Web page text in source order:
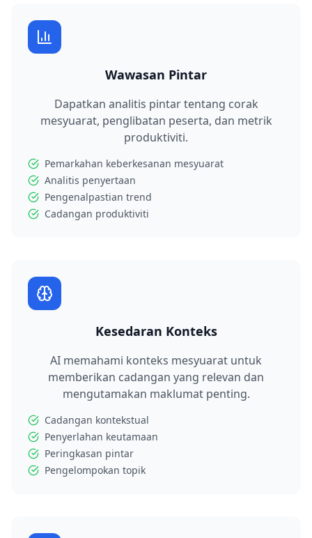
Wawasan Pintar
Dapatkan analitis pintar tentang corak
mesyuarat, penglibatan peserta, dan metrik
produktiviti.
Pemarkahan keberkesanan mesyuarat
Analitis penyertaan
Pengenalpastian trend
Cadangan produktiviti
Kesedaran Konteks
AI memahami konteks mesyuarat untuk
memberikan cadangan yang relevan dan
mengutamakan maklumat penting.
Cadangan kontekstual
Penyerlahan keutamaan
Peringkasan pintar
Pengelompokan topik